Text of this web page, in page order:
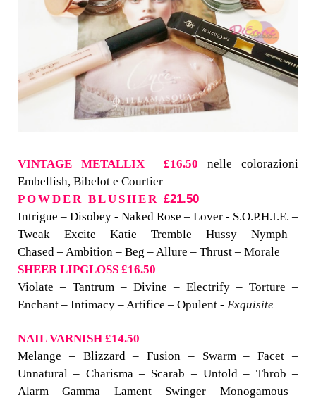
VINTAGE METALLIX £16.50 nelle colorazioni
Embellish, Bibelot e Courtier
POWDER BLUSHER £21.50
Intrigue – Disobey - Naked Rose – Lover - S.O.P.H.I.E. –
Tweak – Excite – Katie – Tremble – Hussy – Nymph –
Chased – Ambition – Beg – Allure – Thrust – Morale
SHEER LIPGLOSS £16.50
Violate – Tantrum – Divine – Electrify – Torture –
Enchant – Intimacy – Artifice – Opulent - Exquisite
NAIL VARNISH £14.50
Melange – Blizzard – Fusion – Swarm – Facet –
Unnatural – Charisma – Scarab – Untold – Throb –
Alarm – Gamma – Lament – Swinger – Monogamous –